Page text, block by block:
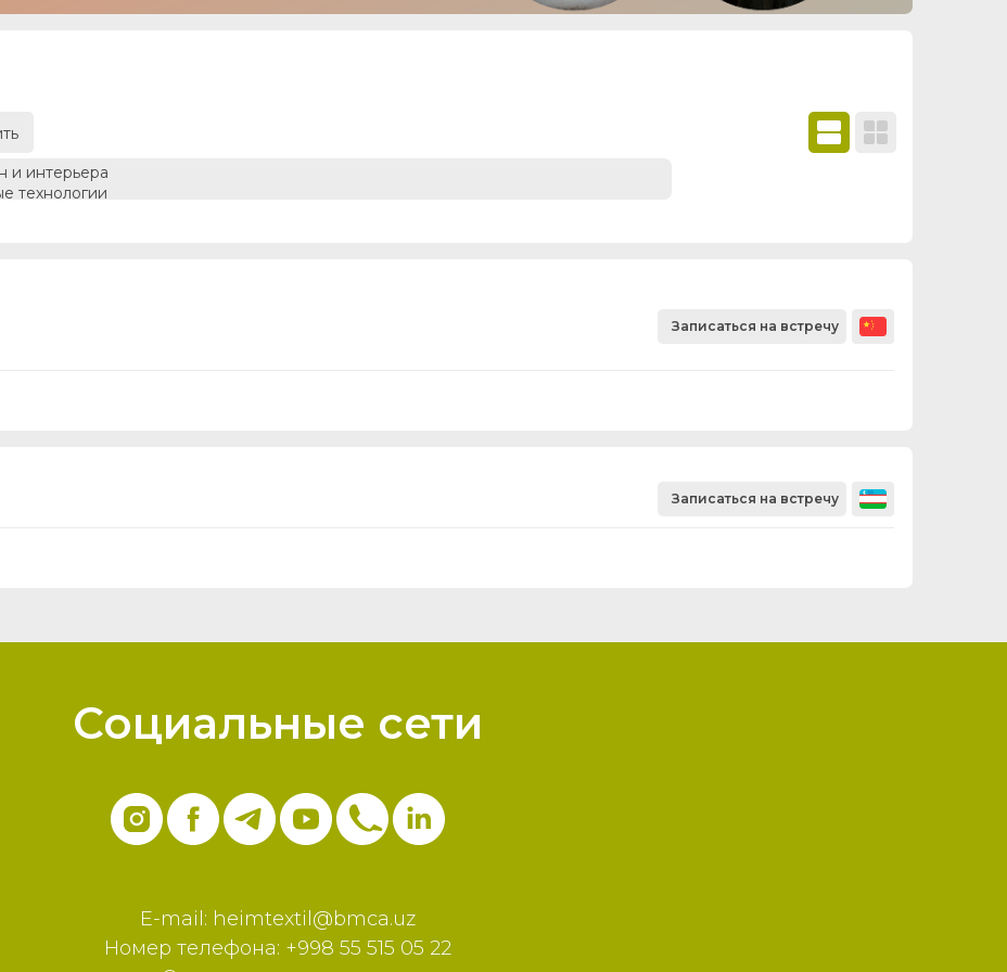
Записаться на встречу
Записаться на встречу
Социальные сети
E-mail: heimtextil@bmca.uz
Номер телефона: +998 55 515 05 22